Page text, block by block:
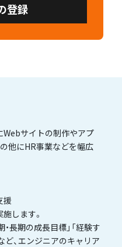
登録
Webサイトの制作やアプ
他にHR事業などを幅広
援
します。
・長期の成長目標」「経験す
ど、エンジニアのキャリア